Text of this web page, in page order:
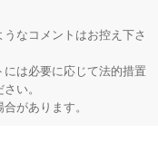
いくスレｗｗｗｗ
なコメントはお控え下さ
には必要に応じて法的措置
い。
があります。